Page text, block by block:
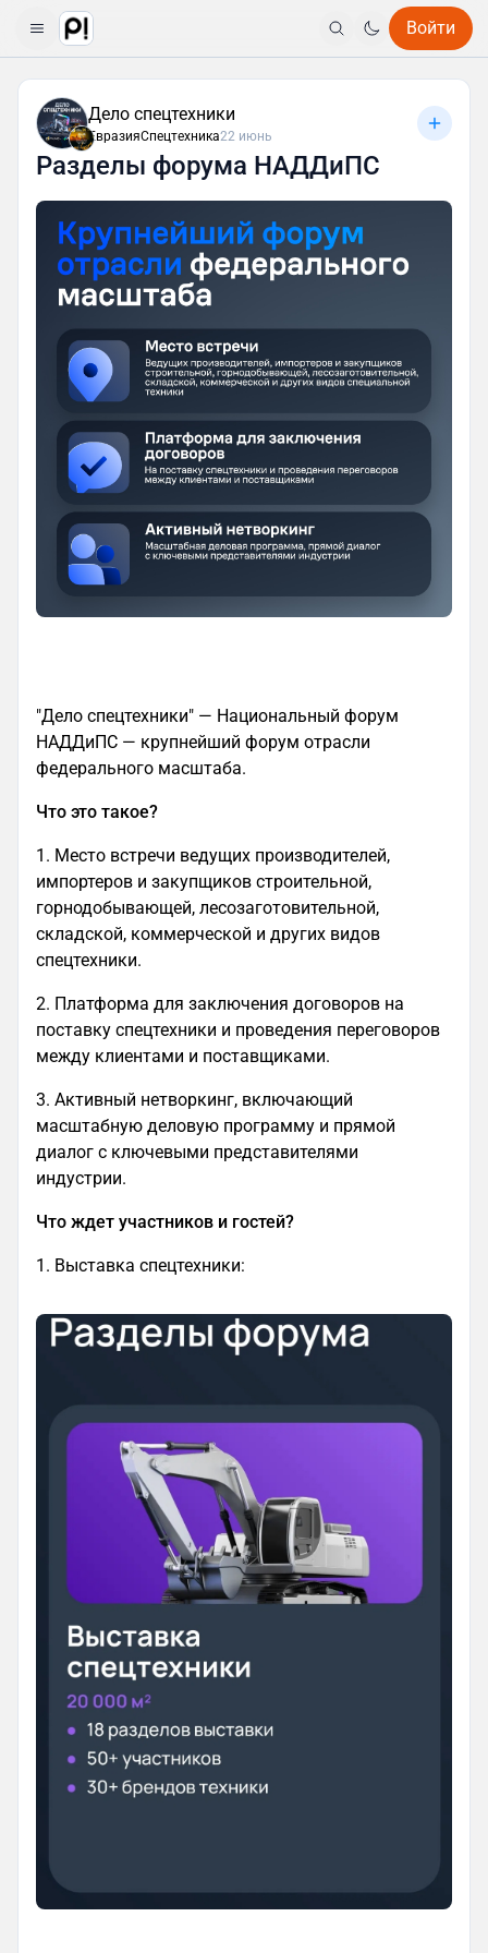
Войти
Дело спецтехники
ЕвразияСпецтехника22 июнь
Разделы форума НАДДиПС
"Дело спецтехники" — Национальный форум
НАДДиПС — крупнейший форум отрасли
федерального масштаба.
Что это такое?
1. Место встречи ведущих производителей,
импортеров и закупщиков строительной,
горнодобывающей, лесозаготовительной,
складской, коммерческой и других видов
спецтехники.
2. Платформа для заключения договоров на
поставку спецтехники и проведения переговоров
между клиентами и поставщиками.
3. Активный нетворкинг, включающий
масштабную деловую программу и прямой
диалог с ключевыми представителями
индустрии.
Что ждет участников и гостей?
1. Выставка спецтехники: